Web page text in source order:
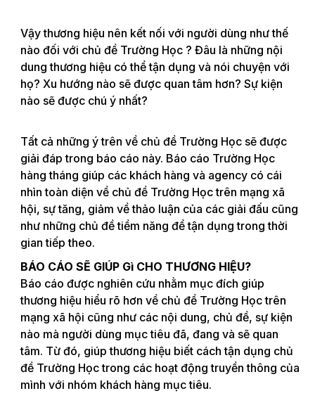
Vậy thương hiệu nên kết nối với người dùng như thế
nào đối với chủ đề Trường Học ? Đâu là những nội
dung thương hiệu có thể tận dụng và nói chuyện với
họ? Xu hướng nào sẽ được quan tâm hơn? Sự kiện
nào sẽ được chú ý nhất?
Tất cả những ý trên về chủ đề Trường Học sẽ được
giải đáp trong báo cáo này. Báo cáo Trường Học
hàng tháng giúp các khách hàng và agency có cái
nhìn toàn diện về chủ đề Trường Học trên mạng xã
hội, sự tăng, giảm về thảo luận của các giải đấu cũng
như những chủ đề tiềm năng để tận dụng trong thời
gian tiếp theo.
BÁO CÁO SẼ GIÚP Gì CHO THƯƠNG HIỆU?
Báo cáo được nghiên cứu nhằm mục đích giúp
thương hiệu hiểu rõ hơn về chủ đề Trường Học trên
mạng xã hội cũng như các nội dung, chủ đề, sự kiện
nào mà người dùng mục tiêu đã, đang và sẽ quan
tâm. Từ đó, giúp thương hiệu biết cách tận dụng chủ
đề Trường Học trong các hoạt động truyền thông của
mình với nhóm khách hàng mục tiêu.